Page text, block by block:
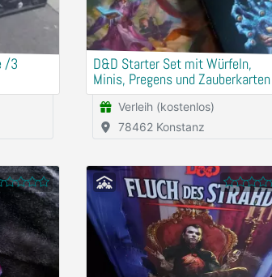
/3
D&D Starter Set mit Würfeln,
Minis, Pregens und Zauberkarten
Verleih (kostenlos)
78462 Konstanz